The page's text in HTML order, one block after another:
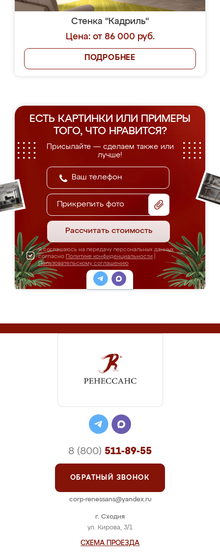
Стенка "Кадриль"
Цена: от 86 000 руб.
ПОДРОБНЕЕ
ЕСТЬ КАРТИНКИ ИЛИ ПРИМЕРЫ
ТОГО, ЧТО НРАВИТСЯ?
Присылайте — сделаем также или
лучше!
Прикрепить фото
Рассчитать стоимость
Я соглашаюсь на передачу персональных данных
согласно Политике конфиденциальности
Пользовательскому соглашению
г. Сходня
ул. Кирова, 3/1
СХЕМА ПРОЕЗДА
8 (800) 511-89-55
ОБРАТНЫЙ ЗВОНОК
corp-renessans@yandex.ru